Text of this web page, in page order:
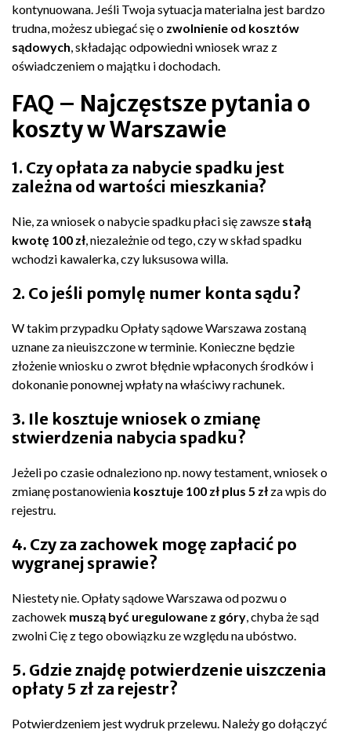
kontynuowana. Jeśli Twoja sytuacja materialna jest bardzo
trudna, możesz ubiegać się o zwolnienie od kosztów
sądowych, składając odpowiedni wniosek wraz z
oświadczeniem o majątku i dochodach.
FAQ – Najczęstsze pytania o
koszty w Warszawie
1. Czy opłata za nabycie spadku jest
zależna od wartości mieszkania?
Nie, za wniosek o nabycie spadku płaci się zawsze stałą
kwotę 100 zł, niezależnie od tego, czy w skład spadku
wchodzi kawalerka, czy luksusowa willa.
2. Co jeśli pomylę numer konta sądu?
W takim przypadku Opłaty sądowe Warszawa zostaną
uznane za nieuiszczone w terminie. Konieczne będzie
złożenie wniosku o zwrot błędnie wpłaconych środków i
dokonanie ponownej wpłaty na właściwy rachunek.
3. Ile kosztuje wniosek o zmianę
stwierdzenia nabycia spadku?
Jeżeli po czasie odnaleziono np. nowy testament, wniosek o
zmianę postanowienia kosztuje 100 zł plus 5 zł za wpis do
rejestru.
4. Czy za zachowek mogę zapłacić po
wygranej sprawie?
Niestety nie. Opłaty sądowe Warszawa od pozwu o
zachowek muszą być uregulowane z góry, chyba że sąd
zwolni Cię z tego obowiązku ze względu na ubóstwo.
5. Gdzie znajdę potwierdzenie uiszczenia
opłaty 5 zł za rejestr?
Potwierdzeniem jest wydruk przelewu. Należy go dołączyć